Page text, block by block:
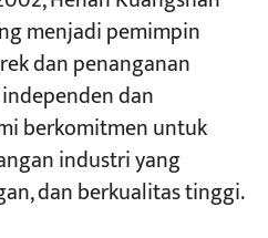
menjadi pemimpin
dan penanganan
dan
berkomitmen untuk
industri yang
dan berkualitas tinggi.